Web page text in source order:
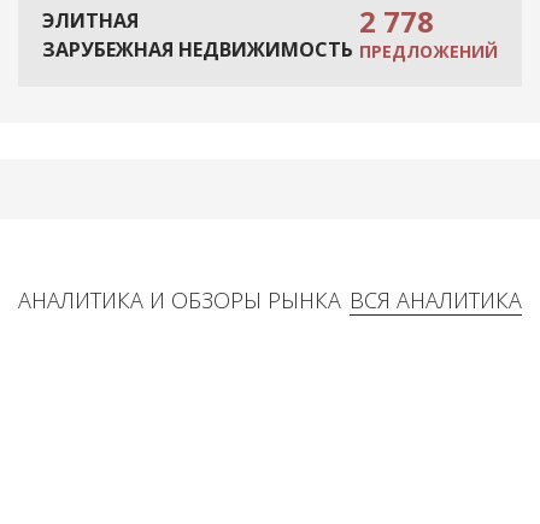
ЭЛИТНАЯ
ЗАРУБЕЖНАЯ НЕДВИЖИМОСТЬ
2 778
ПРЕДЛОЖЕНИЙ
ВСЯ АНАЛИТИКА
АНАЛИТИКА И ОБЗОРЫ РЫНКА